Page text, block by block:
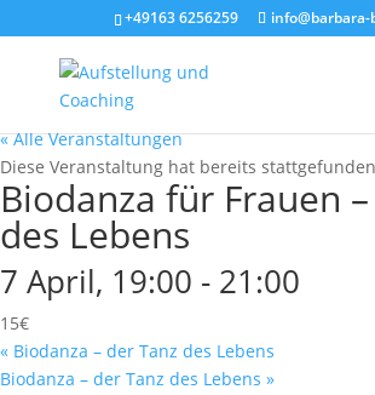
+49163 6256259 info@barbara-
« Alle Veranstaltungen
Diese Veranstaltung hat bereits
Biodanza für Frauen
des Lebens
7 April, 19:00 - 21:00
15€
« Biodanza – der Tanz des Lebens
Biodanza – der Tanz des Lebens »